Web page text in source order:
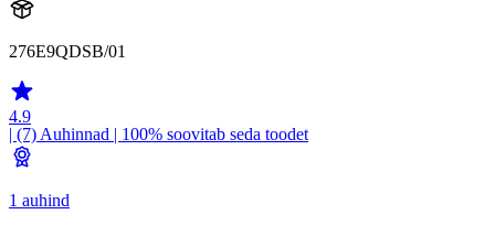
276E9QDSB/01
4.9
| (7) Auhinnad | 100% soovitab seda toodet
1 auhind